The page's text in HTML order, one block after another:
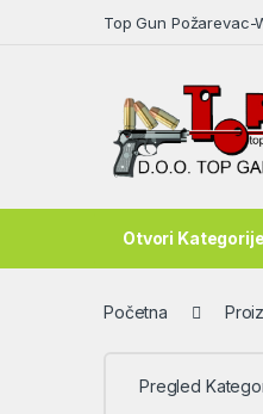
Top Gun Požarevac-
Otvori Kategorije
Početna
Pregled